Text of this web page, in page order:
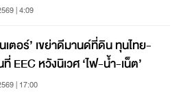
| 4:09
อร์’ เขย่าดีมานด์ที่ดิน ทุนไทย-
EEC หวังนิเวศ ‘ไฟ-น้ำ-เน็ต’
| 17:00